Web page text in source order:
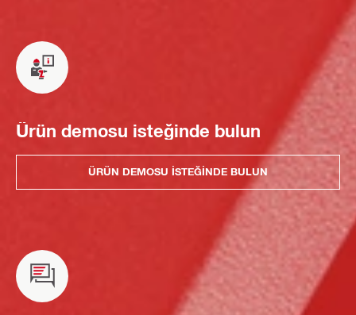
Ürün demosu isteğinde bulun
ÜRÜN DEMOSU ISTEĞINDE BULUN